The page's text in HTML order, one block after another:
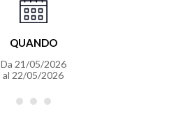
QUANDO
Da 21/05/2026
al 22/05/2026